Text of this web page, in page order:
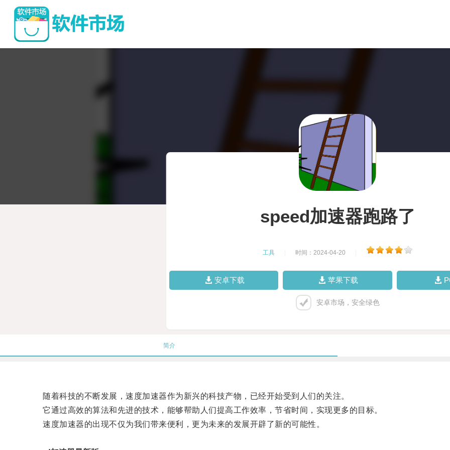
speed加速器跑路了
工具 时间：2024-04-20
安卓下载 苹果下载
安卓市场，安全绿色
简介
随着科技的不断发展，速度加速器作为新兴的科技产物，已经开始受到人们的关注。
它通过高效的算法和先进的技术，能够帮助人们提高工作效率，节省时间，实现更多的目标。
速度加速器的出现不仅为我们带来便利，更为未来的发展开辟了新的可能性。